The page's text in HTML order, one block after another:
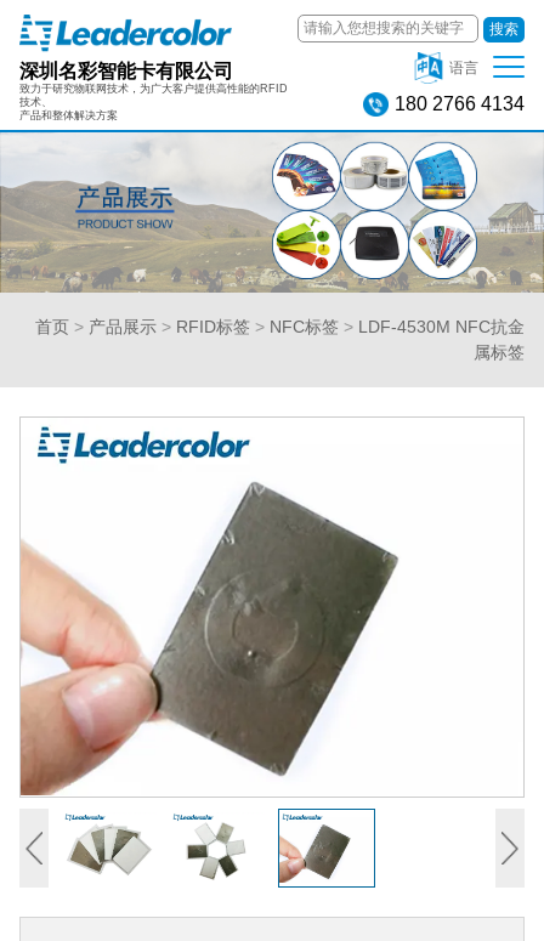
深圳名彩智能卡有限公司
致力于研究物联网技术，为广大客户提供高性能的RFID
技术、
产品和整体解决方案
搜索
语言
180 2766 4134
首页 > 产品展示 > RFID标签 > NFC标签 > LDF-4530M NFC抗金
属标签